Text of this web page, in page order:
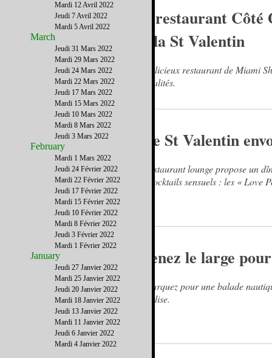
Le restaurant
de la St Valentin
Le délicieux restaurant de Miami
spécialités.
Une St Valentin
Le restaurant lounge propose un
des cocktails sensuels : les « Love
Prenez le large
Embarquez pour une balade
Paradise.
Mardi 12 Avril 2022
Jeudi 7 Avril 2022
Mardi 5 Avril 2022
March
Jeudi 31 Mars 2022
Mardi 29 Mars 2022
Jeudi 24 Mars 2022
Mardi 22 Mars 2022
Jeudi 17 Mars 2022
Mardi 15 Mars 2022
Jeudi 10 Mars 2022
Mardi 8 Mars 2022
Jeudi 3 Mars 2022
February
Mardi 1 Mars 2022
Jeudi 24 Février 2022
Mardi 22 Février 2022
Jeudi 17 Février 2022
Mardi 15 Février 2022
Jeudi 10 Février 2022
Mardi 8 Février 2022
Jeudi 3 Février 2022
Mardi 1 Février 2022
January
Jeudi 27 Janvier 2022
Mardi 25 Janvier 2022
Jeudi 20 Janvier 2022
Mardi 18 Janvier 2022
Jeudi 13 Janvier 2022
Mardi 11 Janvier 2022
Jeudi 6 Janvier 2022
Mardi 4 Janvier 2022